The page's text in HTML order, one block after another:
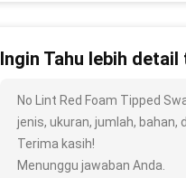
Ingin Tahu lebih
No Lint Red Foam Tipped
jenis, ukuran, jumlah, bahan,
Terima kasih!
Menunggu jawaban Anda.